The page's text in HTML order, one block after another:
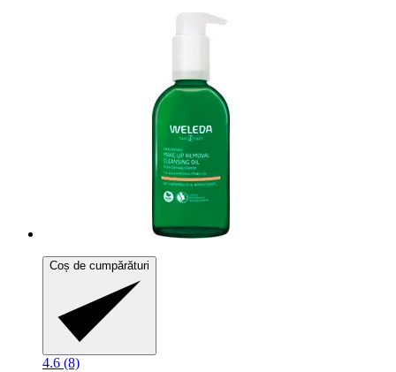
Coș de cumpărături
4.6 (8)